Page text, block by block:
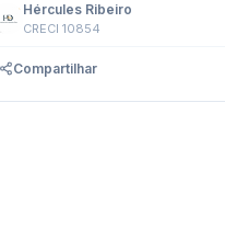
Hércules Ribeiro
CRECI 10854
Compartilhar